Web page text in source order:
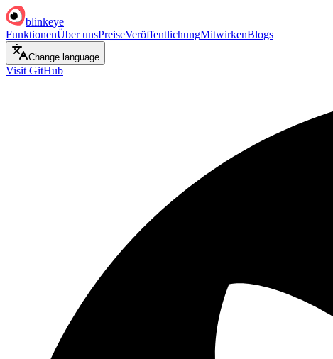
blinkeye
FunktionenÜber unsPreiseVeröffentlichungMitwirkenBlogs
Change language
Visit GitHub